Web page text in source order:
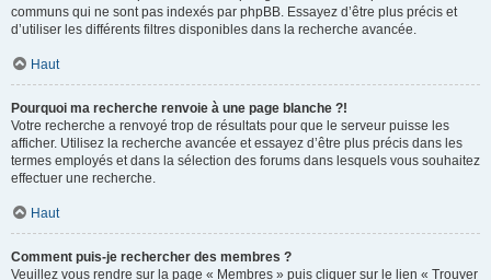
communs qui ne sont pas indexés par phpBB. Essayez d’être plus précis et
d’utiliser les différents filtres disponibles dans la recherche avancée.
Haut
Pourquoi ma recherche renvoie à une page blanche ?!
Votre recherche a renvoyé trop de résultats pour que le serveur puisse les
afficher. Utilisez la recherche avancée et essayez d’être plus précis dans les
termes employés et dans la sélection des forums dans lesquels vous souhaitez
effectuer une recherche.
Haut
Comment puis-je rechercher des membres ?
Veuillez vous rendre sur la page « Membres » puis cliquer sur le lien « Trouver